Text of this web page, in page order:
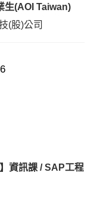
生(AOI Taiwan)
(股)公司
6
資訊課 / SAP工程